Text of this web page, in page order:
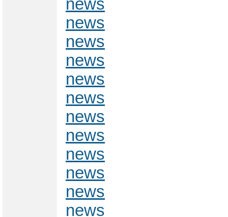
news
news
news
news
news
news
news
news
news
news
news
news